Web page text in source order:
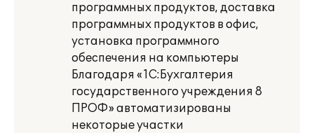
программных продуктов, доставка
программных продуктов в офис,
установка программного
обеспечения на компьютеры
Благодаря «1С:Бухгалтерия
государственного учреждения 8
ПРОФ» автоматизированы
некоторые участки